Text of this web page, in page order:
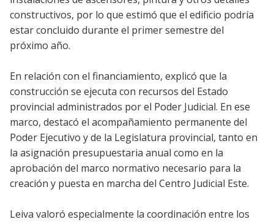
constructivos, por lo que estimó que el edificio podría
estar concluido durante el primer semestre del
próximo año.
En relación con el financiamiento, explicó que la
construcción se ejecuta con recursos del Estado
provincial administrados por el Poder Judicial. En ese
marco, destacó el acompañamiento permanente del
Poder Ejecutivo y de la Legislatura provincial, tanto en
la asignación presupuestaria anual como en la
aprobación del marco normativo necesario para la
creación y puesta en marcha del Centro Judicial Este.
Leiva valoró especialmente la coordinación entre los